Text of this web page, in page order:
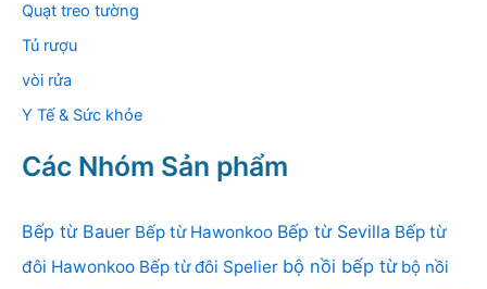
Quạt treo tường
Tủ rượu
vòi rửa
Y Tế & Sức khỏe
Các Nhóm Sản phẩm
Bếp từ Bauer Bếp từ Hawonkoo Bếp từ Sevilla Bếp từ
đôi Hawonkoo Bếp từ đôi Spelier bộ nồi bếp từ bộ nồi